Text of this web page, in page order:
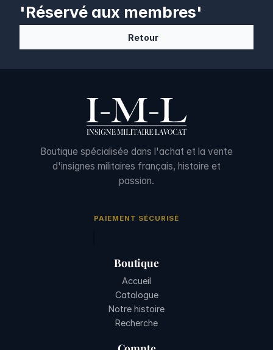
'Réservé aux membres'
Retour
Boutique spécialisée dans l'achat et la vente
d'insignes militaires français, histoire et
passion.
PAIEMENT SÉCURISÉ
Boutique
Accueil
Catalogue
Notre histoire
Recherche